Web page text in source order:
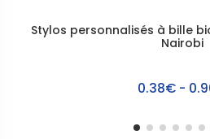
Stylos personnalisés à bille
Nairobi
0.38€ -